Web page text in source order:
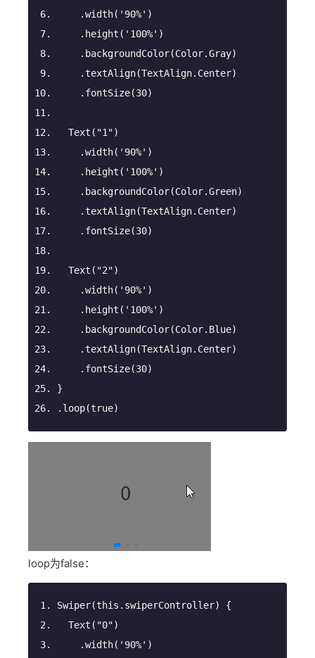
    .width(
'90%' )
    .height(
'100%' )
    .backgroundColor(Color.Gray)
    .textAlign(TextAlign.Center)
    .fontSize(
30)
  Text(
"1")
    .width(
'90%' )
    .height(
'100%' )
    .backgroundColor(Color.Green)
    .textAlign(TextAlign.Center)
    .fontSize(
30)
  Text(
"2")
    .width(
'90%' )
    .height(
'100%' )
    .backgroundColor(Color.Blue)
    .textAlign(TextAlign.Center)
    .fontSize(
30)
}
.loop(true)
loop为false：
Swiper(this.swiperController) {
Text ( "0")
.width( '90%' )